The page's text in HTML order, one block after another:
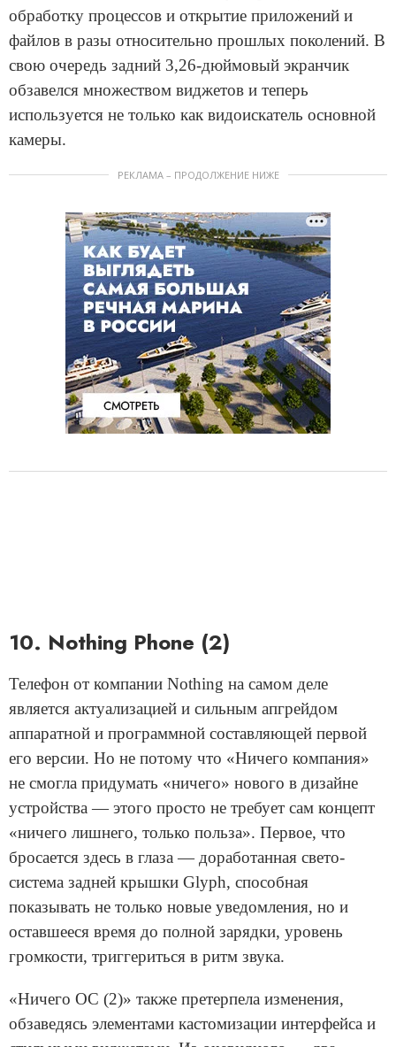
обработку процессов и открытие приложений и
файлов в разы относительно прошлых поколений. В
свою очередь задний 3,26-дюймовый экранчик
обзавелся множеством виджетов и теперь
используется не только как видоискатель основной
камеры.
РЕКЛАМА – ПРОДОЛЖЕНИЕ НИЖЕ
10. Nothing Phone (2)
Телефон от компании Nothing на самом деле
является актуализацией и сильным апгрейдом
аппаратной и программной составляющей первой
его версии. Но не потому что «Ничего компания»
не смогла придумать «ничего» нового в дизайне
устройства — этого просто не требует сам концепт
«ничего лишнего, только польза». Первое, что
бросается здесь в глаза — доработанная свето-
система задней крышки Glyph, способная
показывать не только новые уведомления, но и
оставшееся время до полной зарядки, уровень
громкости, триггериться в ритм звука.
«Ничего ОС (2)» также претерпела изменения,
обзаведясь элементами кастомизации интерфейса и